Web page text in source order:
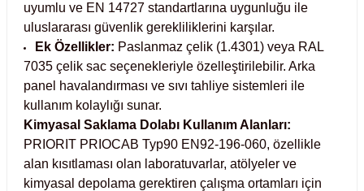
uyumlu ve EN 14727 standartlarına uygunluğu ile
uluslararası güvenlik gerekliliklerini karşılar.
Ek Özellikler: Paslanmaz çelik (1.4301) veya RAL
7035 çelik sac seçenekleriyle özelleştirilebilir. Arka
panel havalandırması ve sıvı tahliye sistemleri ile
kullanım kolaylığı sunar.
Kimyasal Saklama Dolabı Kullanım Alanları:
PRIORIT PRIOCAB Typ90 EN92-196-060, özellikle
alan kısıtlaması olan laboratuvarlar, atölyeler ve
kimyasal depolama gerektiren çalışma ortamları için